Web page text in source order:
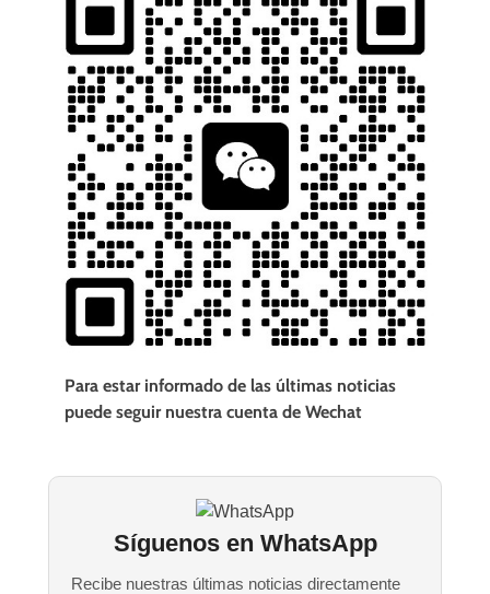
Para estar informado de las últimas noticias
puede seguir nuestra cuenta de Wechat
Síguenos en WhatsApp
Recibe nuestras últimas noticias directamente